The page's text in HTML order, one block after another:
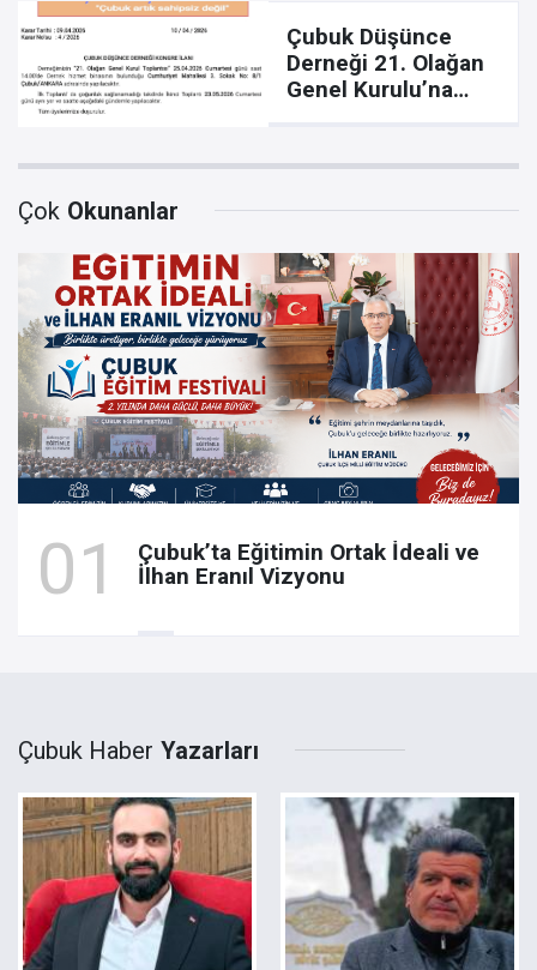
Çubuk Düşünce
Derneği 21. Olağan
Genel Kurulu’na
Çok Okunanlar
Çubuk’ta Eğitimin Ortak İdeali ve
İlhan Eranıl Vizyonu
Çubuk Haber Yazarları